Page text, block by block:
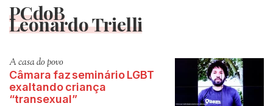
PCdoB
Leonardo Trielli
A casa do povo
Câmara faz seminário LGBT
exaltando criança
“transexual”